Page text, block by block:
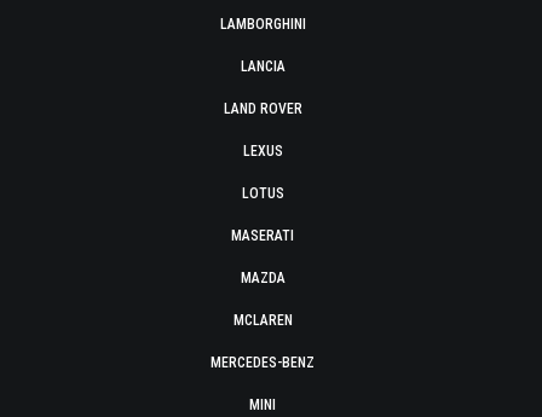
LAMBORGHINI
LANCIA
LAND ROVER
LEXUS
LOTUS
MASERATI
MAZDA
MCLAREN
MERCEDES-BENZ
MINI